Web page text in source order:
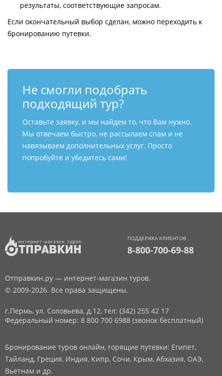
результаты, соответствующие запросам.
Если окончательный выбор сделан, можно переходить к
бронированию путевки.
Не смогли подобрать
подходящий тур?
Оставьте заявку, и мы найдем то, что Вам нужно.
Мы отвечаем быстро, не рассылаем спам и не
навязываем дополнительных услуг. Просто
попробуйте и убедитесь сами!
ПОДДЕРЖКА КЛИЕНТОВ
8-800-700-69-88
Отправкин.ру — интернет-магазин туров.
© 2009-2026. Все права защищены.
г.Пермь, ул. Соловьева, д.12, тел: (342) 255 42 17
Федеральный номер: 8 800 700 6988 (звонок бесплатный)
Бронирование туров онлайн, горящие путевки: Египет,
Тайланд, Греция, Индия, Кипр, Сочи, Крым, Абхазия, ОАЭ,
Вьетнам и др.